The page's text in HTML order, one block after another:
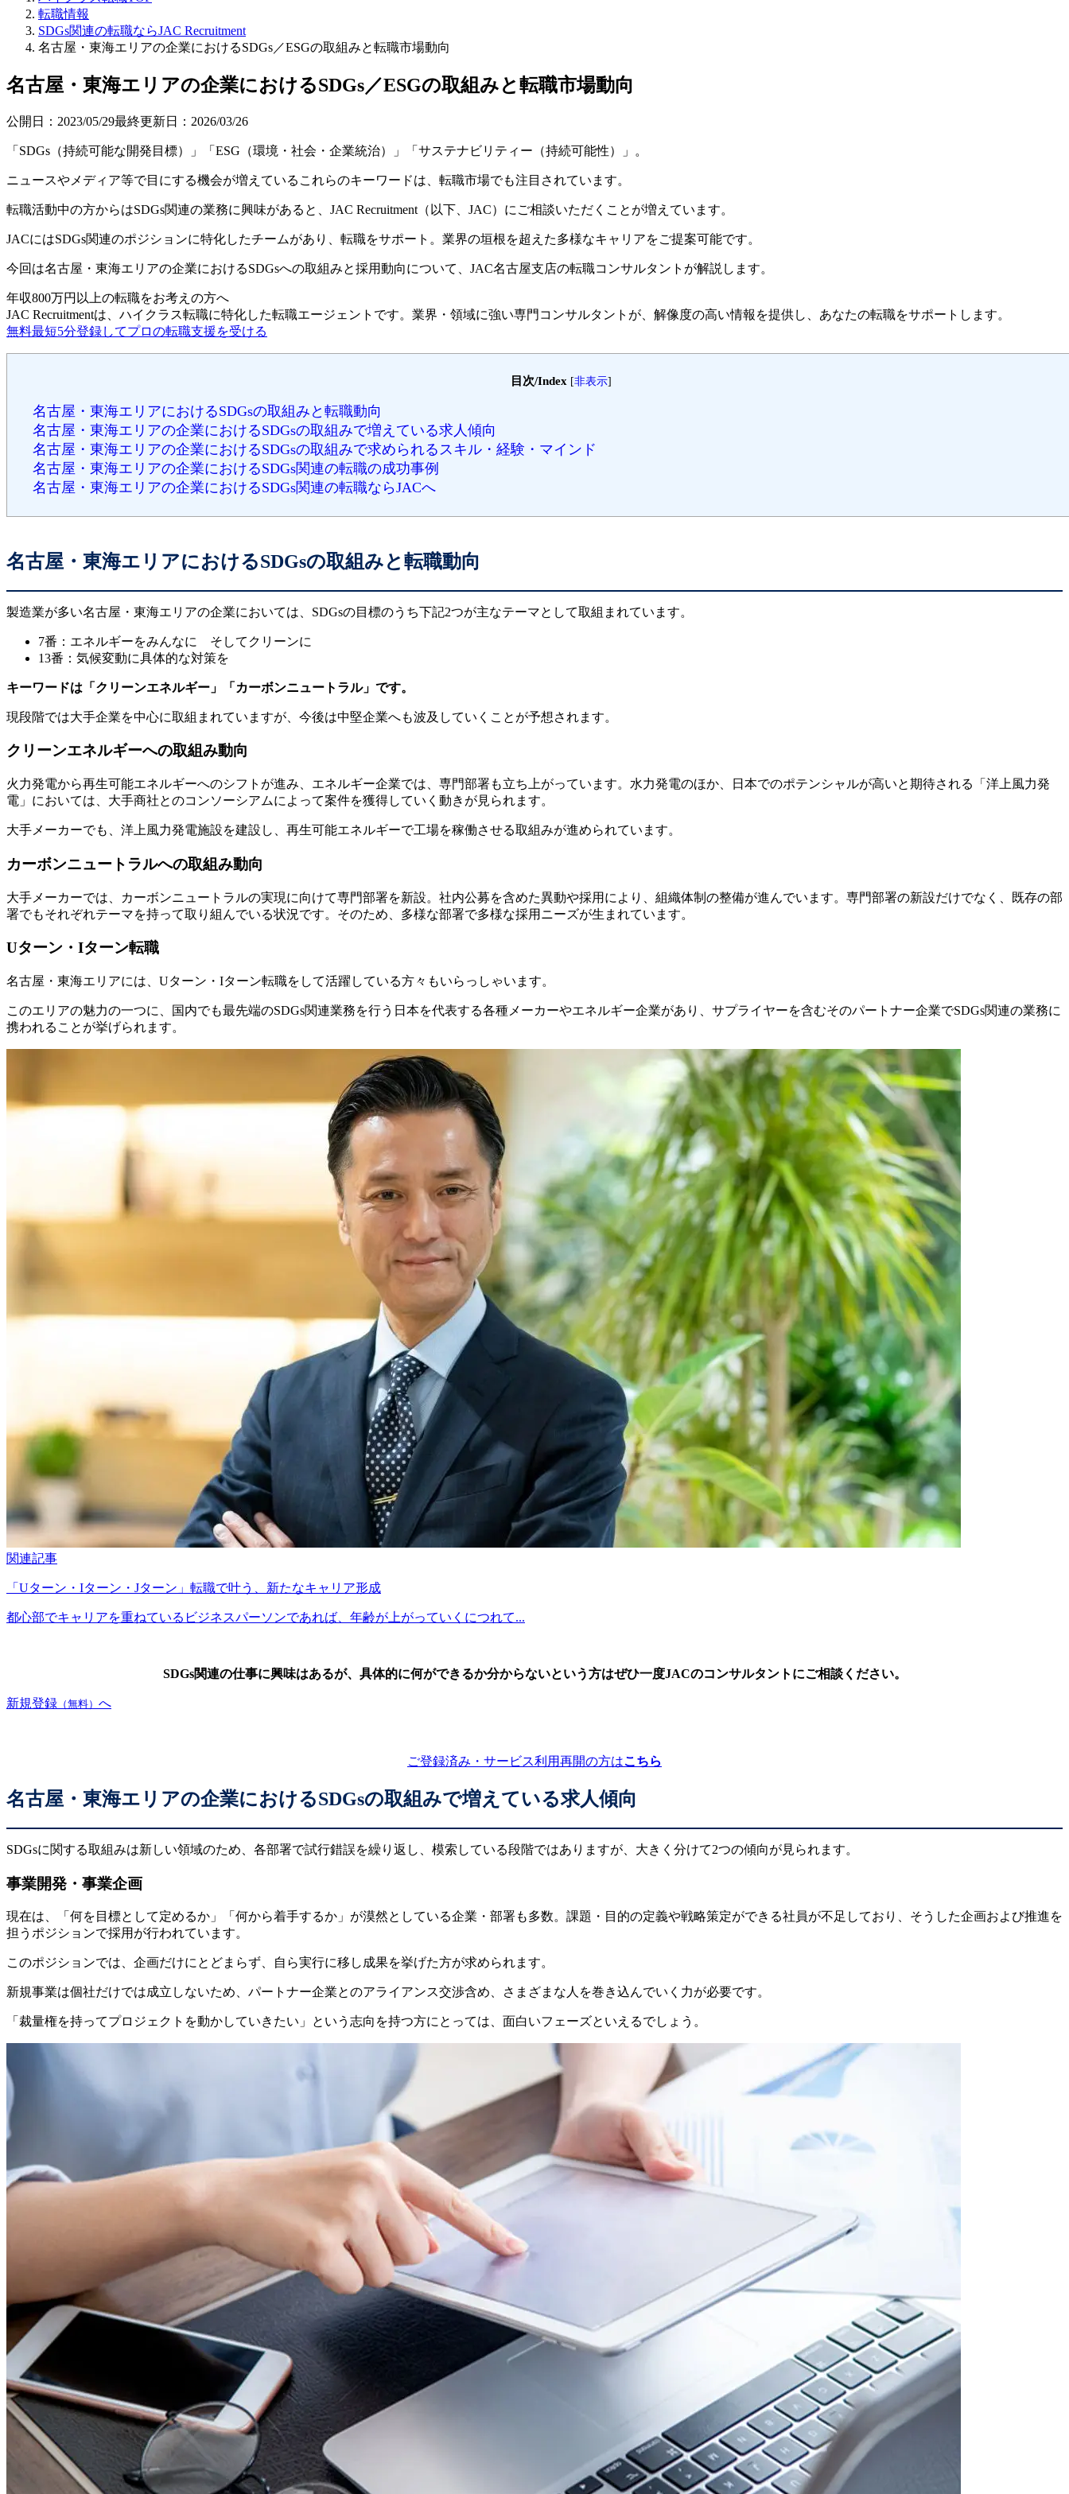
転職情報
SDGs関連の転職ならJAC Recruitment
名古屋・東海エリアの企業におけるSDGs／ESGの取組みと転職市場動向
名古屋・東海エリアの企業におけるSDGs／ESGの取組みと転職市場動向
公開日： 2023/05/29最終更新日： 2026/03/26
「SDGs（持続可能な開発目標）」「ESG（環境・社会・企業統治）」「サステナビリティー（持続可能性）」。
ニュースやメディア等で目にする機会が増えているこれらのキーワードは、転職市場でも注目されています。
転職活動中の方からはSDGs関連の業務に興味があると、JAC Recruitment（以下、JAC）にご相談いただくことが増えています。
JACにはSDGs関連のポジションに特化したチームがあり、転職をサポート。業界の垣根を超えた多様なキャリアをご提案可能です。
今回は名古屋・東海エリアの企業におけるSDGsへの取組みと採用動向について、JAC名古屋支店の転職コンサルタントが解説します。
年収800万円以上の転職をお考えの方へ
JAC Recruitmentは、ハイクラス転職に特化した転職エージェントです。 業界・領域に強い専門コンサルタントが、解像度の高い情報を提供し、あなたの転職をサポートします。
無料最短5分登録してプロの転職支援を受ける
目次/Index [非表示]
名古屋・東海エリアにおけるSDGsの取組みと転職動向
名古屋・東海エリアの企業におけるSDGsの取組みで増えている求人傾向
名古屋・東海エリアの企業におけるSDGsの取組みで求められるスキル・経験・マインド
名古屋・東海エリアの企業におけるSDGs関連の転職の成功事例
名古屋・東海エリアの企業におけるSDGs関連の転職ならJACへ
名古屋・東海エリアにおけるSDGsの取組みと転職動向
製造業が多い名古屋・東海エリアの企業においては、SDGsの目標のうち下記2つが主なテーマとして取組まれています。
7番：エネルギーをみんなに そしてクリーンに
13番：気候変動に具体的な対策を
キーワードは「クリーンエネルギー」「カーボンニュートラル」です。
現段階では大手企業を中心に取組まれていますが、今後は中堅企業へも波及していくことが予想されます。
クリーンエネルギーへの取組み動向
火力発電から再生可能エネルギーへのシフトが進み、エネルギー企業では、専門部署も立ち上がっています。水力発電のほか、日本でのポテンシャルが高いと期待される「洋上風力発
電」においては、大手商社とのコンソーシアムによって案件を獲得していく動きが見られます。
大手メーカーでも、洋上風力発電施設を建設し、再生可能エネルギーで工場を稼働させる取組みが進められています。
カーボンニュートラルへの取組み動向
大手メーカーでは、カーボンニュートラルの実現に向けて専門部署を新設。社内公募を含めた異動や採用により、組織体制の整備が進んでいます。専門部署の新設だけでなく、既存の部
署でもそれぞれテーマを持って取り組んでいる状況です。そのため、多様な部署で多様な採用ニーズが生まれています。
Uターン・Iターン転職
名古屋・東海エリアには、Uターン・Iターン転職をして活躍している方々もいらっしゃいます。
このエリアの魅力の一つに、国内でも最先端のSDGs関連業務を行う日本を代表する各種メーカーやエネルギー企業があり、サプライヤーを含むそのパートナー企業でSDGs関連の業務に
携われることが挙げられます。
関連記事
「Uターン・Iターン・Jターン」転職で叶う、新たなキャリア形成
都心部でキャリアを重ねているビジネスパーソンであれば、年齢が上がっていくにつれて...
SDGs関連の仕事に興味はあるが、具体的に何ができるか分からないという方はぜひ一度JACのコンサルタントにご相談ください。
新規登録 （無料） へ
ご登録済み・サービス利用再開の方はこちら
名古屋・東海エリアの企業におけるSDGsの取組みで増えている求人傾向
SDGsに関する取組みは新しい領域のため、各部署で試行錯誤を繰り返し、模索している段階ではありますが、大きく分けて2つの傾向が見られます。
事業開発・事業企画
現在は、「何を目標として定めるか」「何から着手するか」が漠然としている企業・部署も多数。課題・目的の定義や戦略策定ができる社員が不足しており、そうした企画および推進を
担うポジションで採用が行われています。
このポジションでは、企画だけにとどまらず、自ら実行に移し成果を挙げた方が求められます。
新規事業は個社だけでは成立しないため、パートナー企業とのアライアンス交渉含め、さまざまな人を巻き込んでいく力が必要です。
「裁量権を持ってプロジェクトを動かしていきたい」という志向を持つ方にとっては、面白いフェーズといえるでしょう。